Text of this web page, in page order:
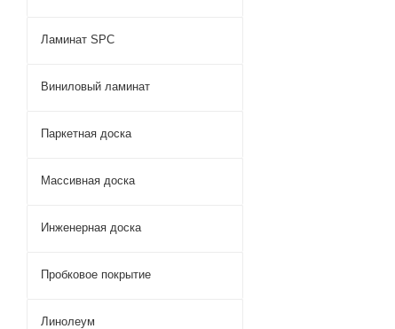
Ламинат SPC
Виниловый ламинат
Паркетная доска
Массивная доска
Инженерная доска
Пробковое покрытие
Линолеум